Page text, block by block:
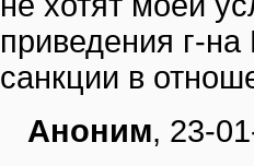
приведения г-на
санкции в
Аноним, 23-